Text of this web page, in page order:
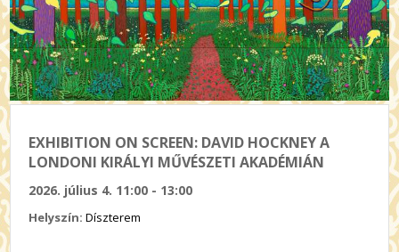
EXHIBITION ON SCREEN: DAVID HOCKNEY A
LONDONI KIRÁLYI MŰVÉSZETI AKADÉMIÁN
2026. július 4. 11:00 - 13:00
Helyszín:Díszterem